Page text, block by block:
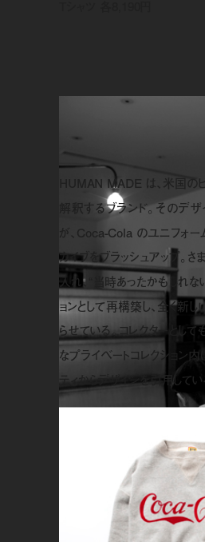
HUMAN MADE は、米国の
解釈するブランド。その
が、Coca-Cola のユニフォ
カイブをブラッシュアップ。さ
入れ、“当時あったかもしれ
ョンとして再構築し、全く新し
らせている。コレクターと
なプライベートコレクション
ティからデザインを引用して